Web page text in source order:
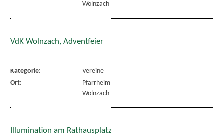
Wolnzach
VdK Wolnzach, Adventfeier
Kategorie:
Vereine
Ort:
Pfarrheim
Wolnzach
Illumination am Rathausplatz